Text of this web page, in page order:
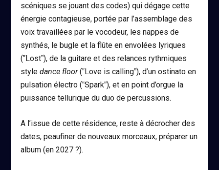
scéniques se jouant des codes) qui dégage cette
énergie contagieuse, portée par l’assemblage des
voix travaillées par le vocodeur, les nappes de
synthés, le bugle et la flûte en envolées lyriques
(‟Lostˮ), de la guitare et des relances rythmiques
styledance floor(‟Love is callingˮ), d’un ostinato en
pulsation électro (‟Sparkˮ), et en point d’orgue la
puissance tellurique du duo de percussions.
A l’issue de cette résidence, reste à décrocher des
dates, peaufiner de nouveaux morceaux, préparer un
album (en 2027 ?).